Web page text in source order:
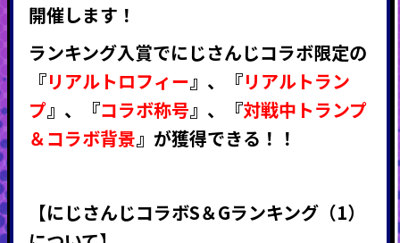
開催します！
ランキング入賞でにじさんじコラボ限定の
『リアルトロフィー』 、 『リアルトラン
プ』 、 『コラボ称号』 、 『対戦中トランプ
＆コラボ背景』 が獲得できる！！
【にじさんじコラボS＆Gランキング（1）